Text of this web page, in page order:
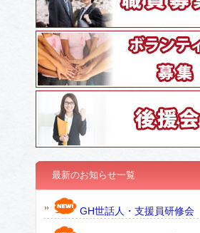
最新のお知らせ一覧
GH世話人・支援員研修会